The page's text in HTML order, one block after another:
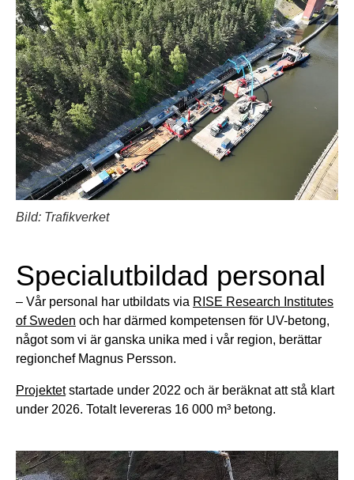
Bild: Trafikverket
Specialutbildad personal
– Vår personal har utbildats via RISE Research Institutes
of Sweden och har därmed kompetensen för UV-betong,
något som vi är ganska unika med i vår region, berättar
regionchef Magnus Persson.
Projektetstartade under 2022 och är beräknat att stå klart
under 2026. Totalt levereras 16 000 m³ betong.